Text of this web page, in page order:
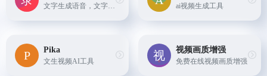
文字生成语音，文字生成视频等多种功能 ai视频生成工具
Pika
文生视频AI工具
视频画质增强
免费在线视频画质增强